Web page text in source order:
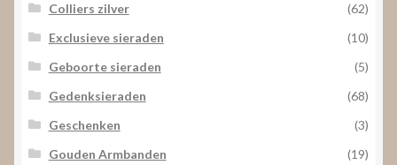
Colliers zilver
(62)
Exclusieve sieraden
(10)
Geboorte sieraden
(5)
Gedenksieraden
(68)
Geschenken
(3)
Gouden Armbanden
(19)